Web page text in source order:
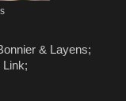
& Layens;
Link;